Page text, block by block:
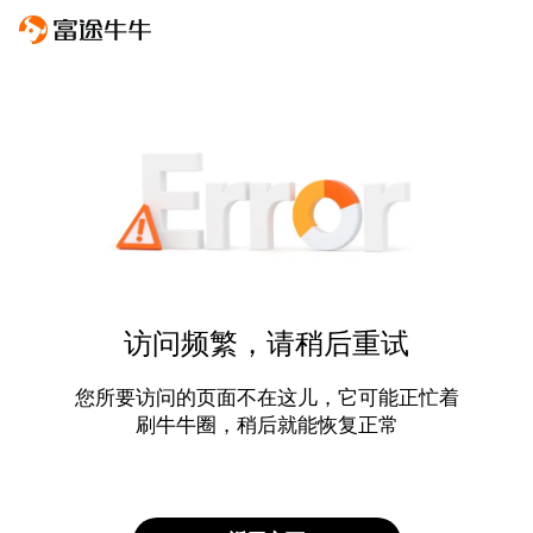
访问频繁，请稍后重试
您所要访问的页面不在这儿，它可能正忙着
刷牛牛圈，稍后就能恢复正常